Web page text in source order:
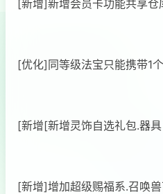
[新增]新增会员卡功能共享仓
[优化]同等级法宝只能携带1
[新增[新增灵饰自选礼包.器具
[新增]增加超级赐福系.召唤